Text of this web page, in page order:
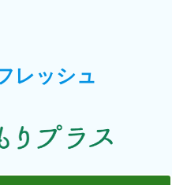
レッシュ